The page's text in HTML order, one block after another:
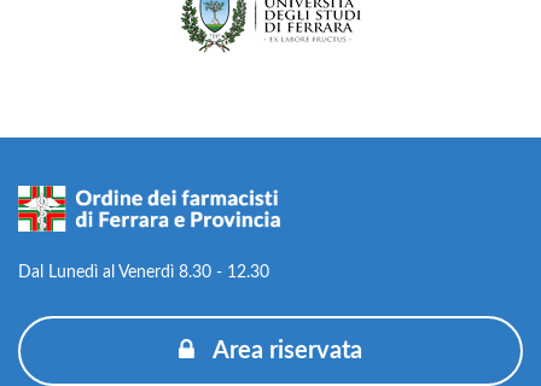
Dal Lunedì al Venerdì 8.30 - 12.30
Area riservata